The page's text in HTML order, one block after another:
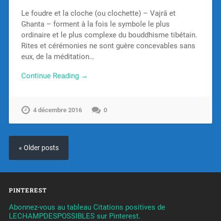
Le foudre et la cloche (ou clochette) – Vajrâ et
Ghanta – forment à la fois le symbole le plus
ordinaire et le plus complexe du bouddhisme tibétain.
Rites et cérémonies ne sont guère concevables sans
eux, de la méditation…
Continue Reading →
4 décembre 2016 0
« Older posts
PINTEREST
Abonnez-vous au tableau Citations positives de
LECHAMPDESPOSSIBLES sur Pinterest.